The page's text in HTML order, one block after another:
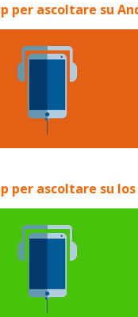
per ascoltare su
per ascoltare su Ios